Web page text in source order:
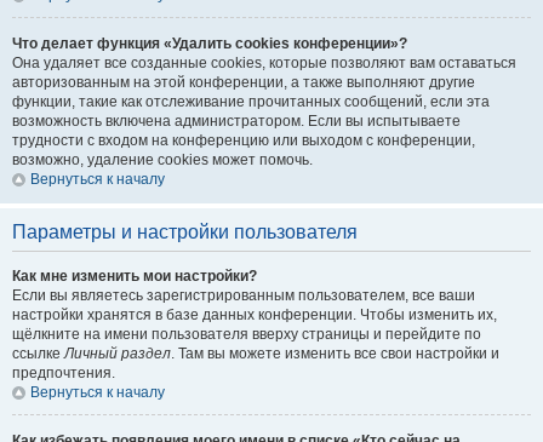
Что делает функция «Удалить cookies конференции»?
Она удаляет все созданные cookies, которые позволяют вам оставаться
авторизованным на этой конференции, а также выполняют другие
функции, такие как отслеживание прочитанных сообщений, если эта
возможность включена администратором. Если вы испытываете
трудности с входом на конференцию или выходом с конференции,
возможно, удаление cookies может помочь.
Вернуться к началу
Параметры и настройки пользователя
Как мне изменить мои настройки?
Если вы являетесь зарегистрированным пользователем, все ваши
настройки хранятся в базе данных конференции. Чтобы изменить их,
щёлкните на имени пользователя вверху страницы и перейдите по
ссылкеЛичный раздел. Там вы можете изменить все свои настройки и
предпочтения.
Вернуться к началу